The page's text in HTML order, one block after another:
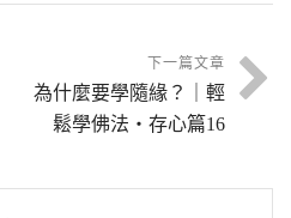
下一篇文章
為什麼要學隨緣？｜輕
鬆學佛法・存心篇16